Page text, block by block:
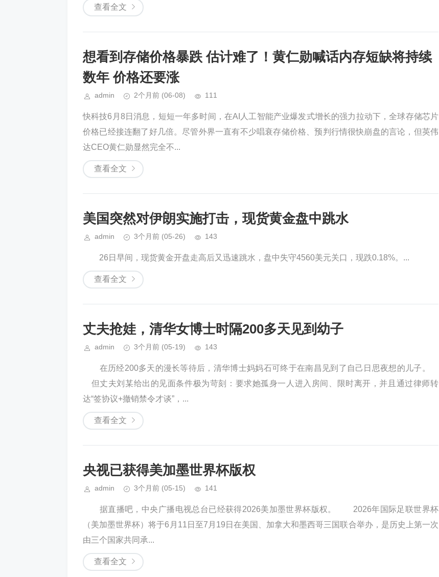
查看全文
想看到存储价格暴跌 估计难了！黄仁勋喊话内存短缺将持续
数年 价格还要涨
admin 2个月前 (06-08) 111
快科技6月8日消息，短短一年多时间，在AI人工智能产业爆发式增长的强力拉动下，全球存储芯片
价格已经接连翻了好几倍。尽管外界一直有不少唱衰存储价格、预判行情很快崩盘的言论，但英伟
达CEO黄仁勋显然完全不...
查看全文
美国突然对伊朗实施打击，现货黄金盘中跳水
admin 3个月前 (05-26) 143
26日早间，现货黄金开盘走高后又迅速跳水，盘中失守4560美元关口，现跌0.18%。...
查看全文
丈夫抢娃，清华女博士时隔200多天见到幼子
admin 3个月前 (05-19) 143
在历经200多天的漫长等待后，清华博士妈妈石可终于在南昌见到了自己日思夜想的儿子。
但丈夫刘某给出的见面条件极为苛刻：要求她孤身一人进入房间、限时离开，并且通过律师转
达“签协议+撤销禁令才谈”，...
查看全文
央视已获得美加墨世界杯版权
admin 3个月前 (05-15) 141
据直播吧，中央广播电视总台已经获得2026美加墨世界杯版权。 2026年国际足联世界杯
（美加墨世界杯）将于6月11日至7月19日在美国、加拿大和墨西哥三国联合举办，是历史上第一次
由三个国家共同承...
查看全文